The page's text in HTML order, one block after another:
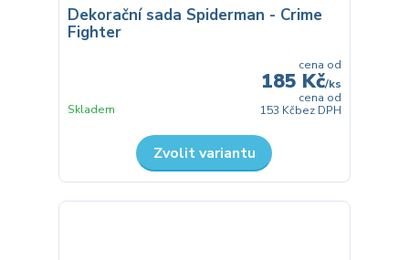
Dekorační sada Spiderman - Crime
Fighter
cena od
185 Kč/ks
cena od
153 Kčbez DPH
Skladem
Zvolit variantu